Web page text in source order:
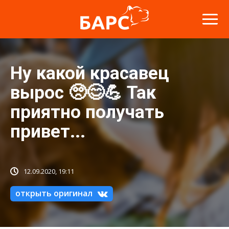
Ну какой красавец
вырос 🥺😊💪 Так
приятно получать
привет...
12.09.2020, 19:11
открыть оригинал